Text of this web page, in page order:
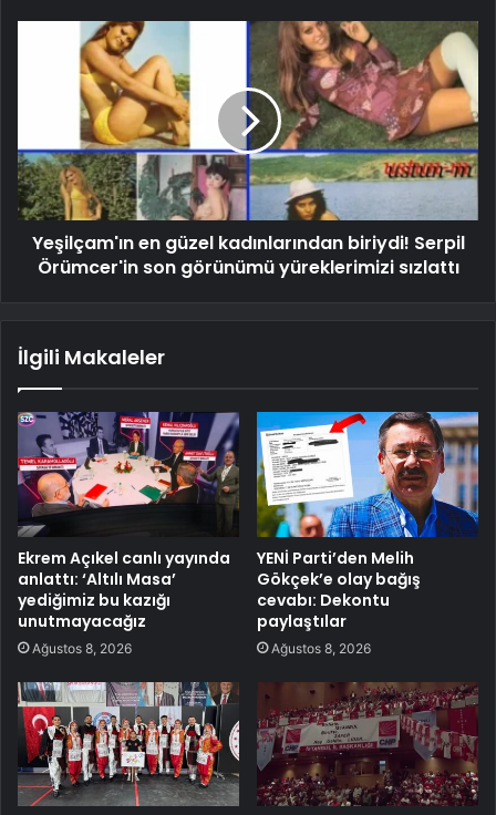
Yeşilçam'ın en güzel kadınlarından biriydi! Serpil
Örümcer'in son görünümü yüreklerimizi sızlattı
İlgili Makaleler
Ekrem Açıkel canlı yayında
anlattı: ‘Altılı Masa’
yediğimiz bu kazığı
unutmayacağız
Ağustos 8, 2026
YENİ Parti’den Melih
Gökçek’e olay bağış
cevabı: Dekontu
paylaştılar
Ağustos 8, 2026